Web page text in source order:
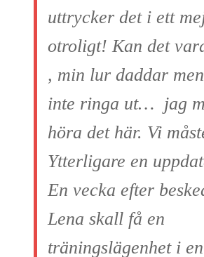
uttrycker det i ett
otroligt! Kan det
, min lur daddar
inte ringa ut… jag
höra det här. Vi
Ytterligare en
En vecka efter
Lena skall få en
träningslägenhet i